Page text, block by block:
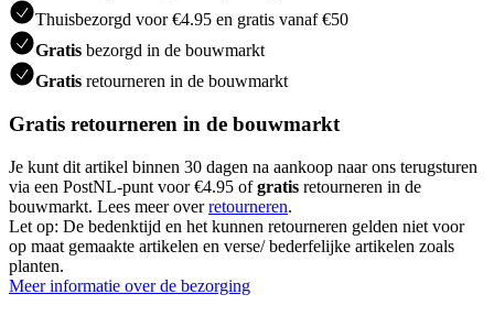
Thuisbezorgd voor €4.95 en gratis vanaf €50
Gratis bezorgd in de bouwmarkt
Gratis retourneren in de bouwmarkt
Gratis retourneren in de bouwmarkt
Je kunt dit artikel binnen 30 dagen na aankoop naar ons terugsturen
via een PostNL-punt voor €4.95 ofgratis retourneren in de
bouwmarkt. Lees meer overretourneren.
Let op: De bedenktijd en het kunnen retourneren gelden niet voor
op maat gemaakte artikelen en verse/ bederfelijke artikelen zoals
planten.
Meer informatie over de bezorging